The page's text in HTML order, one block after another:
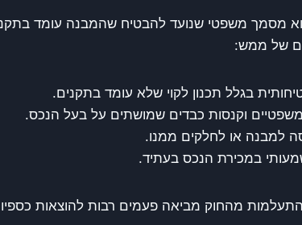
מסמך משפטי שנועד להבטיח שהמבנה עומד
של ממש:
בגלל תכנון לקוי שלא עומד בתקנים.
וקנסות כבדים שמושתים על בעל הנכס.
למבנה או לחלקים ממנו.
במכירת הנכס בעתיד.
מהחוק מביאה פעמים רבות להוצאות